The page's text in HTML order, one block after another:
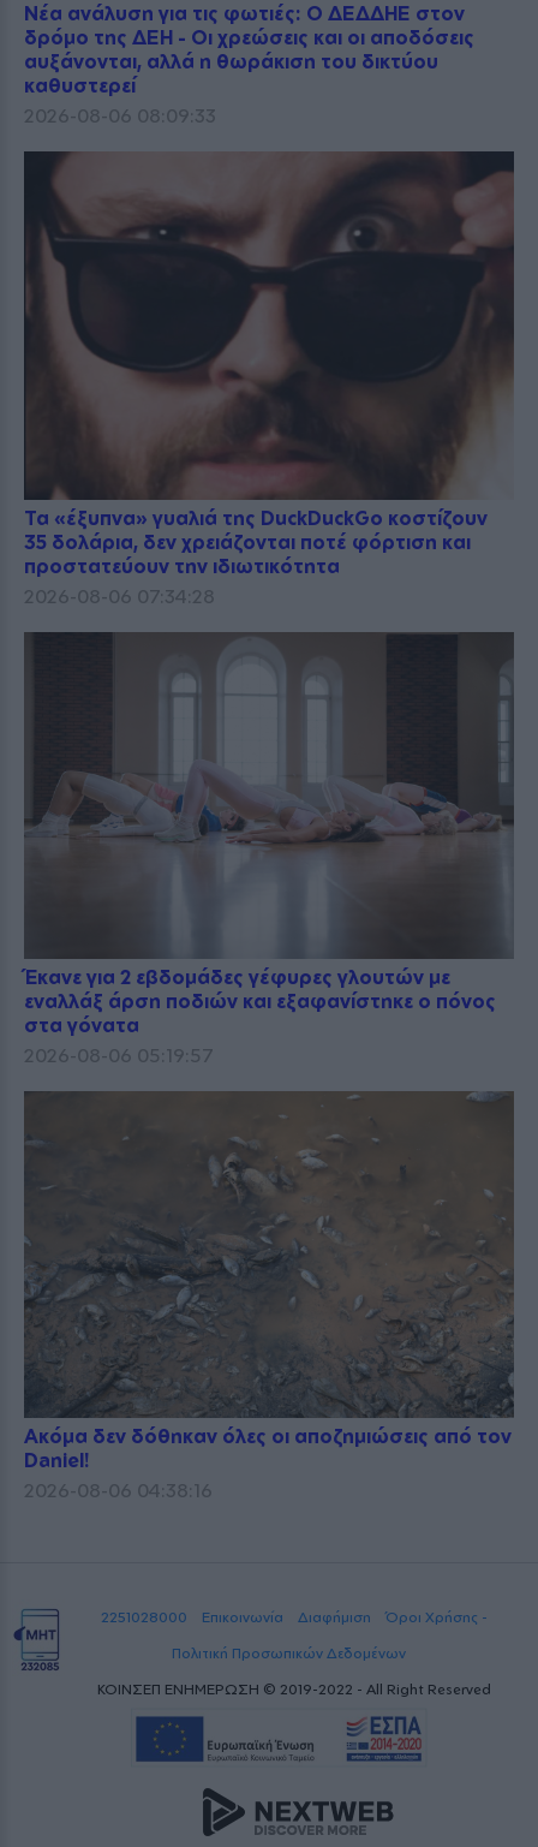
Νέα ανάλυση για τις φωτιές: Ο ΔΕΔΔΗΕ στον
δρόμο της ΔΕΗ - Οι χρεώσεις και οι αποδόσεις
αυξάνονται, αλλά η θωράκιση του δικτύου
καθυστερεί
2026-08-06 08:09:33
Τα «έξυπνα» γυαλιά της DuckDuckGo κοστίζουν
35 δολάρια, δεν χρειάζονται ποτέ φόρτιση και
προστατεύουν την ιδιωτικότητα
2026-08-06 07:34:28
Έκανε για 2 εβδομάδες γέφυρες γλουτών με
εναλλάξ άρση ποδιών και εξαφανίστηκε ο πόνος
στα γόνατα
2026-08-06 05:19:57
Ακόμα δεν δόθηκαν όλες οι αποζημιώσεις από τον
Daniel!
2026-08-06 04:38:16
2251028000 Επικοινωνία Διαφήμιση
Όροι Χρήσης -
Πολιτική Προσωπικών Δεδομένων
ΚΟΙΝΣΕΠ ΕΝΗΜΕΡΩΣΗ © 2019-2022 - All Right Reserved